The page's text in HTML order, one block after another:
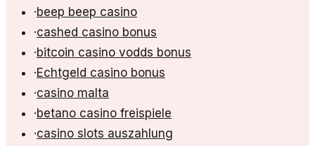
·beep beep casino
·cashed casino bonus
·bitcoin casino vodds bonus
·Echtgeld casino bonus
·casino malta
·betano casino freispiele
·casino slots auszahlung